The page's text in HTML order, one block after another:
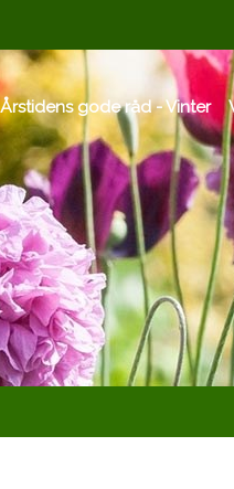
Årstidens gode råd - Vinter